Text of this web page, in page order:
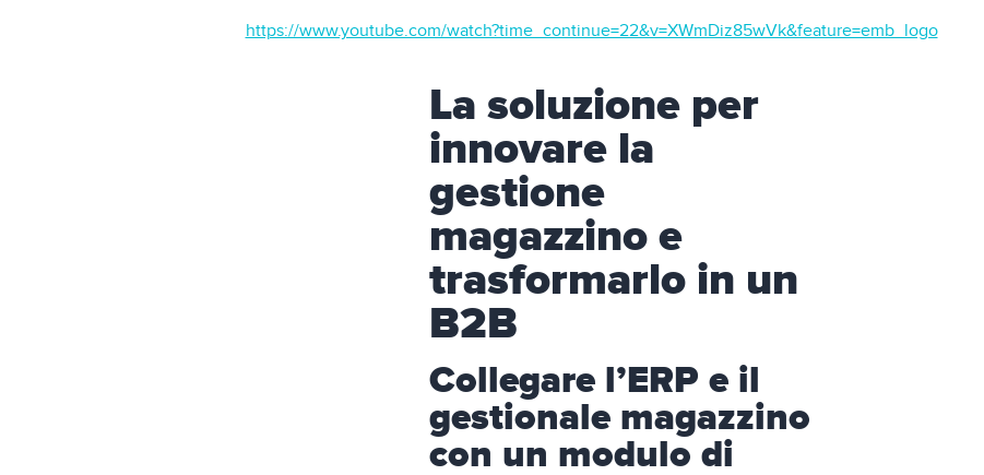
https://www.youtube.com/watch?time_continue=22&v=XWmDiz85wVk&feature=emb_logo
La soluzione per
innovare la
gestione
magazzino e
trasformarlo in un
B2B
Collegare l’ERP e il
gestionale magazzino
con un modulo di